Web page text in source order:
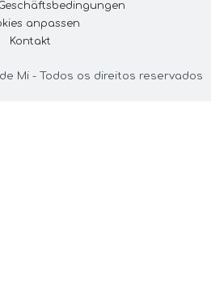
anpassen
Kontakt
Mi - Todos os direitos reservados